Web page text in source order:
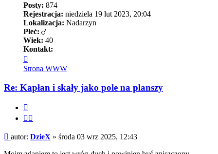
Posty: 874
Rejestracja: niedziela 19 lut 2023, 20:04
Lokalizacja: Nadarzyn
Płeć:
Wiek: 40
Kontakt:
się
z
DzieX
Strona WWW
Re: Kapłan i skały jako pole na planszy
Post
autor: DzieX » środa 03 wrz 2025, 12:43